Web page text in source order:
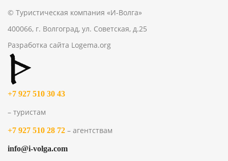
© Туристическая компания «И-Волга»
400066, г. Волгоград, ул. Советская, д.25
Разработка сайта Logema.org
+7 927 510 30 43
– туристам
+7 927 510 28 72 – агентствам
info@i-volga.com